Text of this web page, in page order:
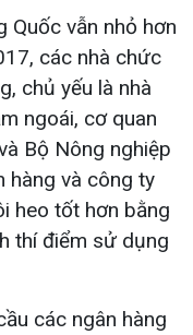
Quốc vẫn nhỏ hơn
các nhà chức
chủ yếu là nhà
ngoái, cơ quan
Bộ Nông nghiệp
hàng và công ty
heo tốt hơn bằng
thí điểm sử dụng
các ngân hàng